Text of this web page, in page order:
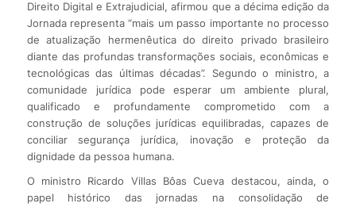
Direito Digital e Extrajudicial, afirmou que a décima edição da
Jornada representa “mais um passo importante no processo
de atualização hermenêutica do direito privado brasileiro
diante das profundas transformações sociais, econômicas e
tecnológicas das últimas décadas”. Segundo o ministro, a
comunidade jurídica pode esperar um ambiente plural,
qualificado e profundamente comprometido com a
construção de soluções jurídicas equilibradas, capazes de
conciliar segurança jurídica, inovação e proteção da
dignidade da pessoa humana.
O ministro Ricardo Villas Bôas Cueva destacou, ainda, o
papel histórico das jornadas na consolidação de